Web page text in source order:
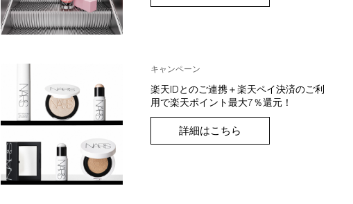
キャンペーン
楽天IDとのご連携＋楽天ペイ決済のご利
用で楽天ポイント最大7％還元！
詳細はこちら